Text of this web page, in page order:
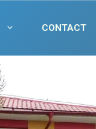
CONTACT